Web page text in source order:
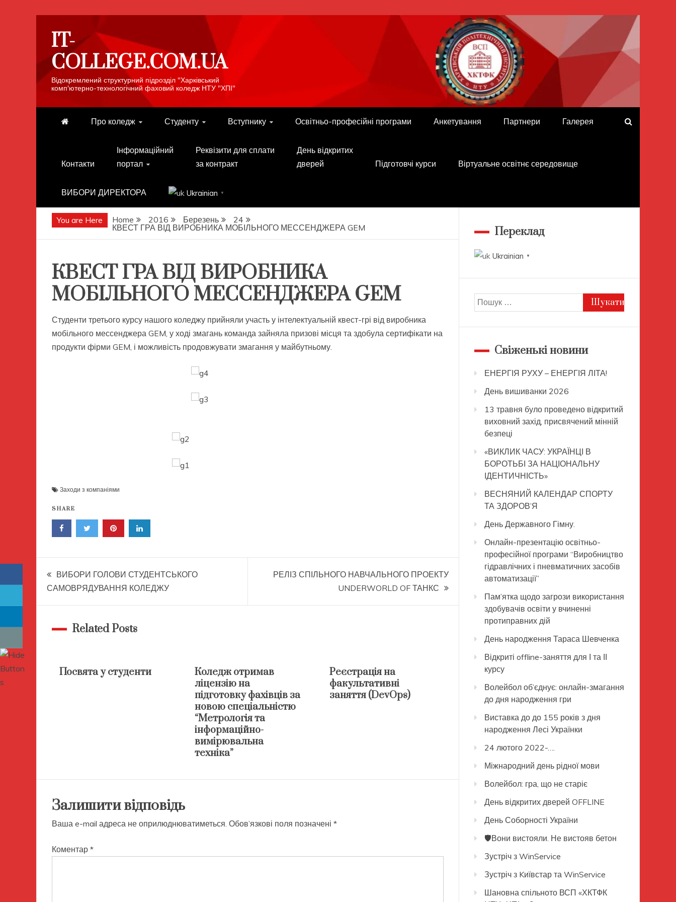
contentIT-
COLLEGE.COM.UA
Відокремлений структурний підрозділ "Харківський
комп'ютерно-технологічний фаховий коледж НТУ "ХПІ"
Про коледж Студенту Вступнику Освітньо-професійні програми Анкетування Партнери Галерея
Контакти
Інформаційний
портал
Реквізити для сплати
за контракт
День відкритих
дверей
Підготовчі курси Віртуальне освітнє середовище
ВИБОРИ ДИРЕКТОРА Ukrainian ▼
You are Here Home 2016 Березень
24
КВЕСТ ГРА ВІД ВИРОБНИКА МОБІЛЬНОГО МЕССЕНДЖЕРА GEM
КВЕСТ ГРА ВІД ВИРОБНИКА
МОБІЛЬНОГО МЕССЕНДЖЕРА GEM
Студенти третього курсу нашого коледжу прийняли участь у інтелектуальній квест-грі від виробника
мобільного мессенджера GEM, у ході змагань команда зайняла призові місця та здобула сертифікати на
продукти фірми GEM, і можливість продовжувати змагання у майбутньому.
Заходи з компаніями
SHARE
Навігація
записів
ВИБОРИ ГОЛОВИ СТУДЕНТСЬКОГО
САМОВРЯДУВАННЯ КОЛЕДЖУ
РЕЛІЗ СПІЛЬНОГО НАВЧАЛЬНОГО ПРОЕКТУ
UNDERWORLD OF ТАНКС
Related Posts
Посвята у студенти
Коледж отримав
ліцензію на
підготовку фахівців за
новою спеціальністю
“Метрологія та
інформаційно-
вимірювальна
техніка”
Реєстрація на
факультативні
заняття (DevOps)
Залишити відповідь
Ваша e-mail адреса не оприлюднюватиметься. Обов’язкові поля позначені *
Коментар *
Переклад
Ukrainian ▼
Пошук:
Свіженькі новини
ЕНЕРГІЯ РУХУ – ЕНЕРГІЯ ЛІТА!
День вишиванки 2026
13 травня було проведено відкритий
виховний захід, присвячений мінній
безпеці
«ВИКЛИК ЧАСУ: УКРАЇНЦІ В
БОРОТЬБІ ЗА НАЦІОНАЛЬНУ
ІДЕНТИЧНІСТЬ»
ВЕСНЯНИЙ КАЛЕНДАР СПОРТУ
ТА ЗДОРОВ’Я
День Державного Гімну.
Онлайн-презентацію освітньо-
професійної програми “Виробництво
гідравлічних і пневматичних засобів
автоматизації”
Пам’ятка щодо загрози використання
здобувачів освіти у вчиненні
протиправних дій
День народження Тараса Шевченка
Відкриті offline-заняття для І та ІІ
курсу
Волейбол об’єднує: онлайн-змагання
до дня народження гри
Виставка до до 155 років з дня
народження Лесі Українки
24 лютого 2022-….
Міжнародний день рідної мови
Волейбол: гра, що не старіє
День відкритих дверей OFFLINE
День Соборності України
🛡️Вони вистояли. Не вистояв бетон
Зустріч з WinService
Зустріч з Kиївстар та WinService
Шановна спільното ВСП «ХКТФК